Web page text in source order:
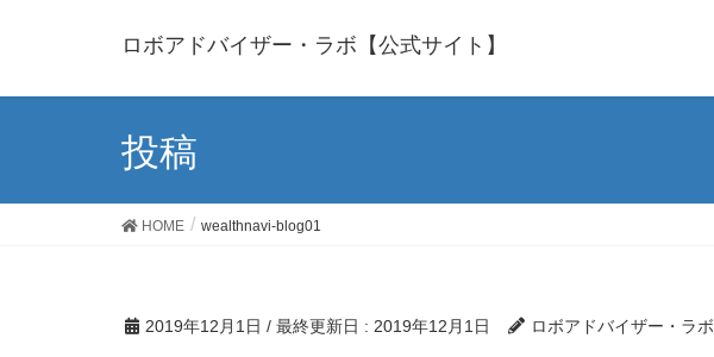
ロボアドバイザー・ラボ【公式サイト】
投稿
HOME wealthnavi-blog01
2019年12月1日 / 最終更新日 : 2019年12月1日 ロボアドバイザー・ラボ